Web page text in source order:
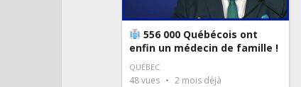
556 000 Québécois ont
enfin un médecin de famille !
QUÉBEC
48vues 2 mois déjà